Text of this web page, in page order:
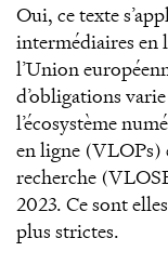
Oui, ce texte
intermédiaires en
l’Union
d’obligations
l’écosystème
en ligne (VLOPs)
recherche
2023. Ce sont
plus strictes.